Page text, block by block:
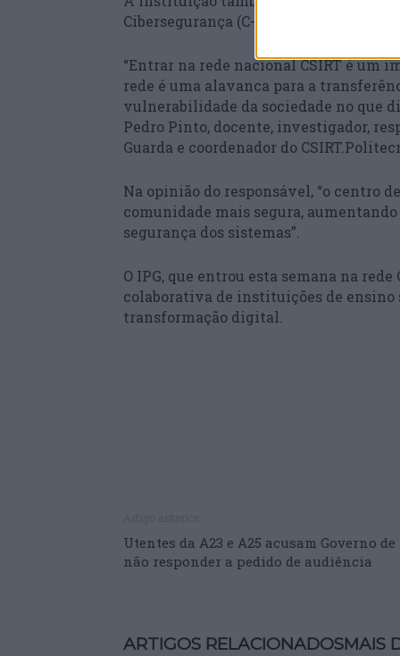
Cibersegurança (C-Academy).
“Entrar na rede nacional CSIRT é um
rede é uma alavanca para a
vulnerabilidade da sociedade no que
Pedro Pinto, docente, investigador,
Guarda e coordenador do
Na opinião do responsável, “o centro
comunidade mais segura,
segurança dos sistemas”.
O IPG, que entrou esta semana na
colaborativa de instituições de
transformação digital.
Utentes da A23 e A25 acusam Governo de
não responder a pedido de audiência
ARTIGOS RELACIONADOSMAIS